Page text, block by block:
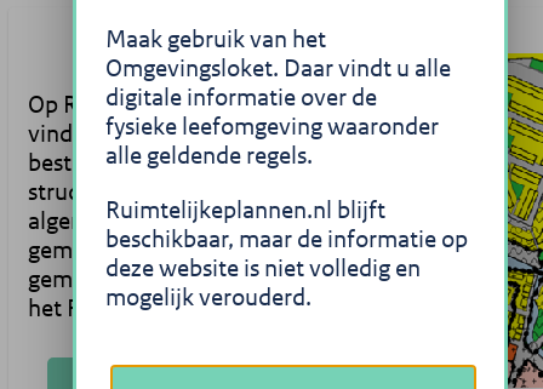
Op Ruimtelijkeplannen.nl
vindt u
bestemmingsplannen,
structuurvisies en
algemene regels die
gemaakt zijn door
gemeentes, provincies en
het Rijk.
Maak gebruik van het
Omgevingsloket. Daar vindt u alle
digitale informatie over de
fysieke leefomgeving waaronder
alle geldende regels.
Ruimtelijkeplannen.nl blijft
beschikbaar, maar de informatie op
deze website is niet volledig en
mogelijk verouderd.